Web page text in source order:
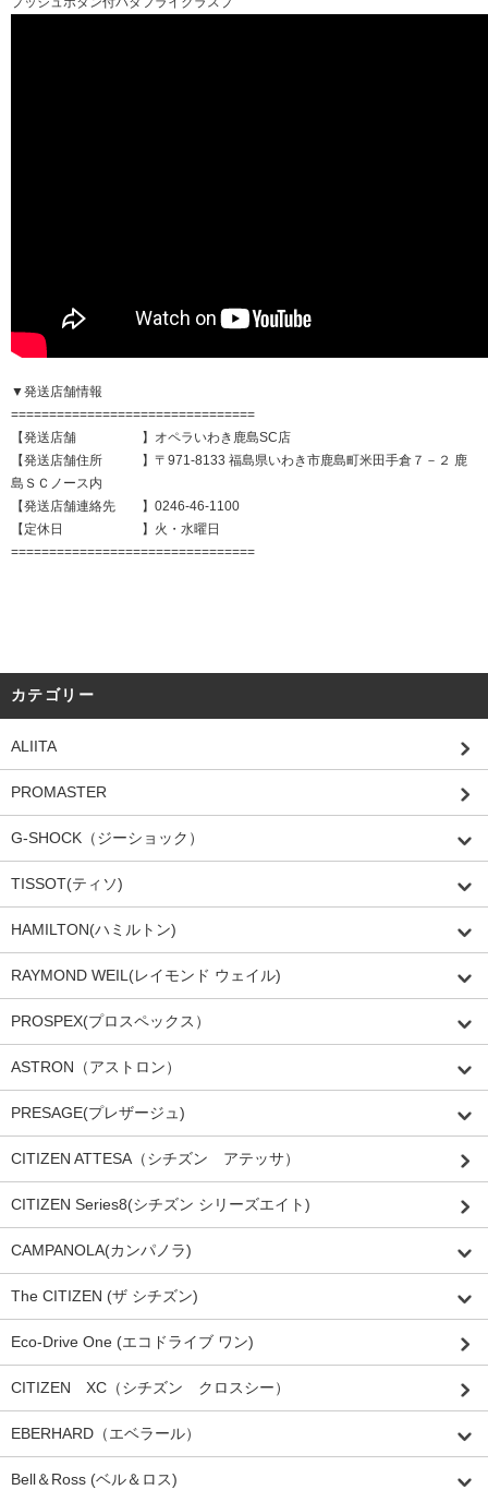
▼発送店舗情報
================================
【発送店舗 】オペラいわき鹿島SC店
【発送店舗住所 】〒971-8133 福島県いわき市鹿島町米田手倉７－２ 鹿
島ＳＣノース内
【発送店舗連絡先 】0246-46-1100
【定休日 】火・水曜日
================================
カテゴリー
ALIITA
PROMASTER
G-SHOCK（ジーショック）
TISSOT(ティソ)
HAMILTON(ハミルトン)
RAYMOND WEIL(レイモンド ウェイル)
PROSPEX(プロスペックス）
ASTRON（アストロン）
PRESAGE(プレザージュ)
CITIZEN ATTESA（シチズン アテッサ）
CITIZEN Series8(シチズン シリーズエイト)
CAMPANOLA(カンパノラ)
The CITIZEN (ザ シチズン)
Eco-Drive One (エコドライブ ワン)
CITIZEN XC（シチズン クロスシー）
EBERHARD（エベラール）
Bell＆Ross (ベル＆ロス)